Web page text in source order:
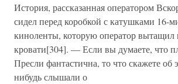
История, рассказанная оператором
сидел перед коробкой с катушками 16-
киноленты, которую оператор вытащил
кровати[304]. — Если вы думаете, что
Пресли фантастична, то что скажете об
нибудь слышали о